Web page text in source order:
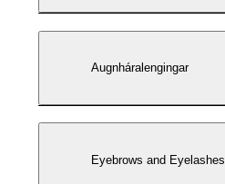
Augnháralengingar
Eyebrows and Eyelashes